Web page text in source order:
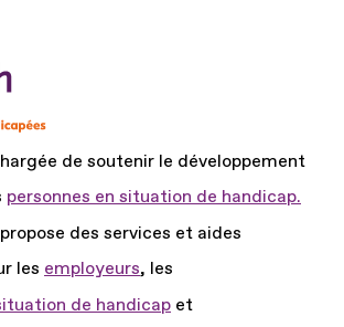
de soutenir le développement
personnes en situation de handicap.
des services et aides
les employeurs, les
de handicap et